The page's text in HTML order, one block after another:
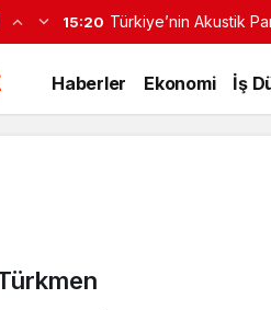
15:20 Türkiye’nin Akustik
Haberler Ekonomi İş